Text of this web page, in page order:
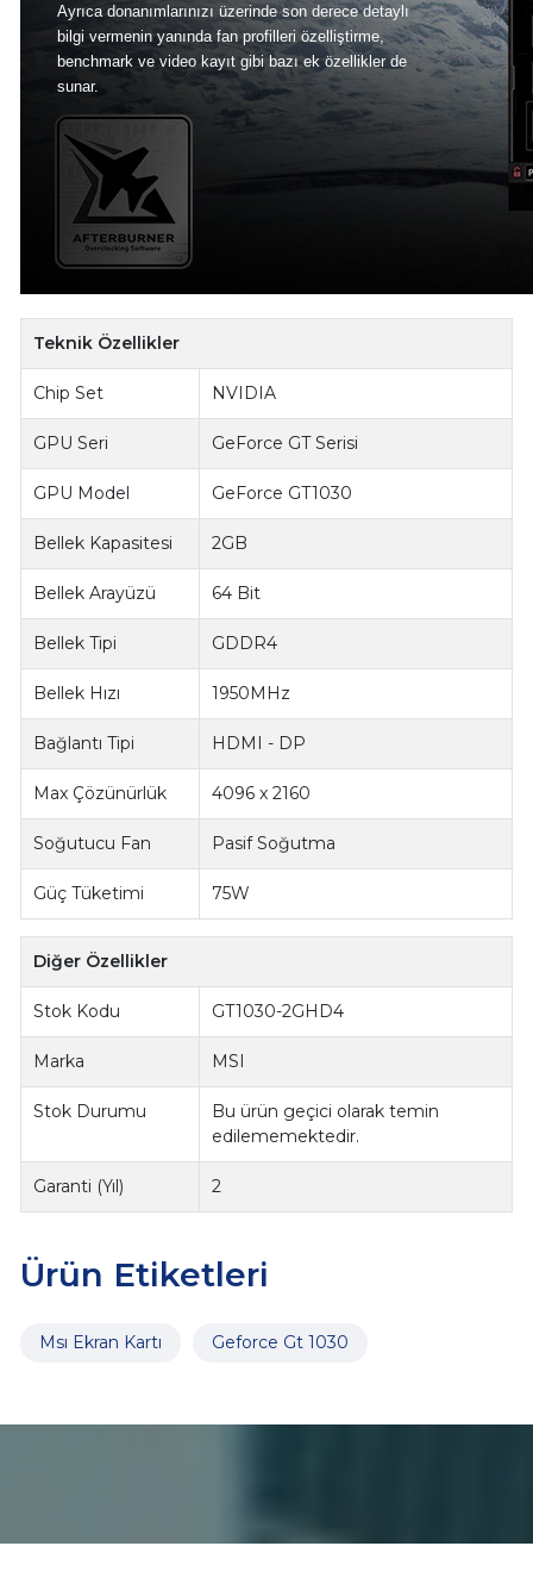
Ayrıca donanımlarınızı üzerinde son derece detaylı
bilgi vermenin yanında fan profilleri özelliştirme,
benchmark ve video kayıt gibi bazı ek özellikler de
sunar.
Teknik Özellikler
Chip Set NVIDIA
GPU Seri GeForce GT Serisi
GPU Model GeForce GT1030
Bellek Kapasitesi 2GB
Bellek Arayüzü 64 Bit
Bellek Tipi GDDR4
Bellek Hızı 1950MHz
Bağlantı Tipi HDMI - DP
Max Çözünürlük 4096 x 2160
Soğutucu Fan Pasif Soğutma
Güç Tüketimi 75W
Diğer Özellikler
Stok Kodu GT1030-2GHD4
Marka MSI
Stok Durumu
Bu ürün geçici olarak temin
edilememektedir.
Garanti (Yıl) 2
Ürün Etiketleri
Msı Ekran Kartı Geforce Gt 1030